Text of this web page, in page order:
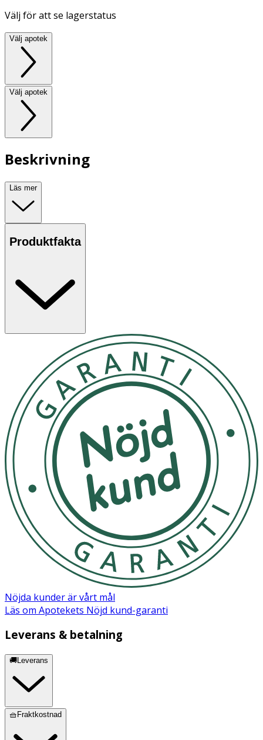
Välj för att se lagerstatus
Välj apotek
Välj apotek
Beskrivning
Läs mer
Produktfakta
Nöjda kunder är vårt mål
Läs om Apotekets Nöjd kund-garanti
Leverans & betalning
🚚Leverans
🧺Fraktkostnad